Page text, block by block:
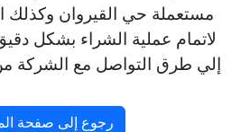
مستعملة حي القيروان وكذلك
لاتمام عملية الشراء بشكل
إلي طرق التواصل مع الشركة
رجوع إلى صفحة